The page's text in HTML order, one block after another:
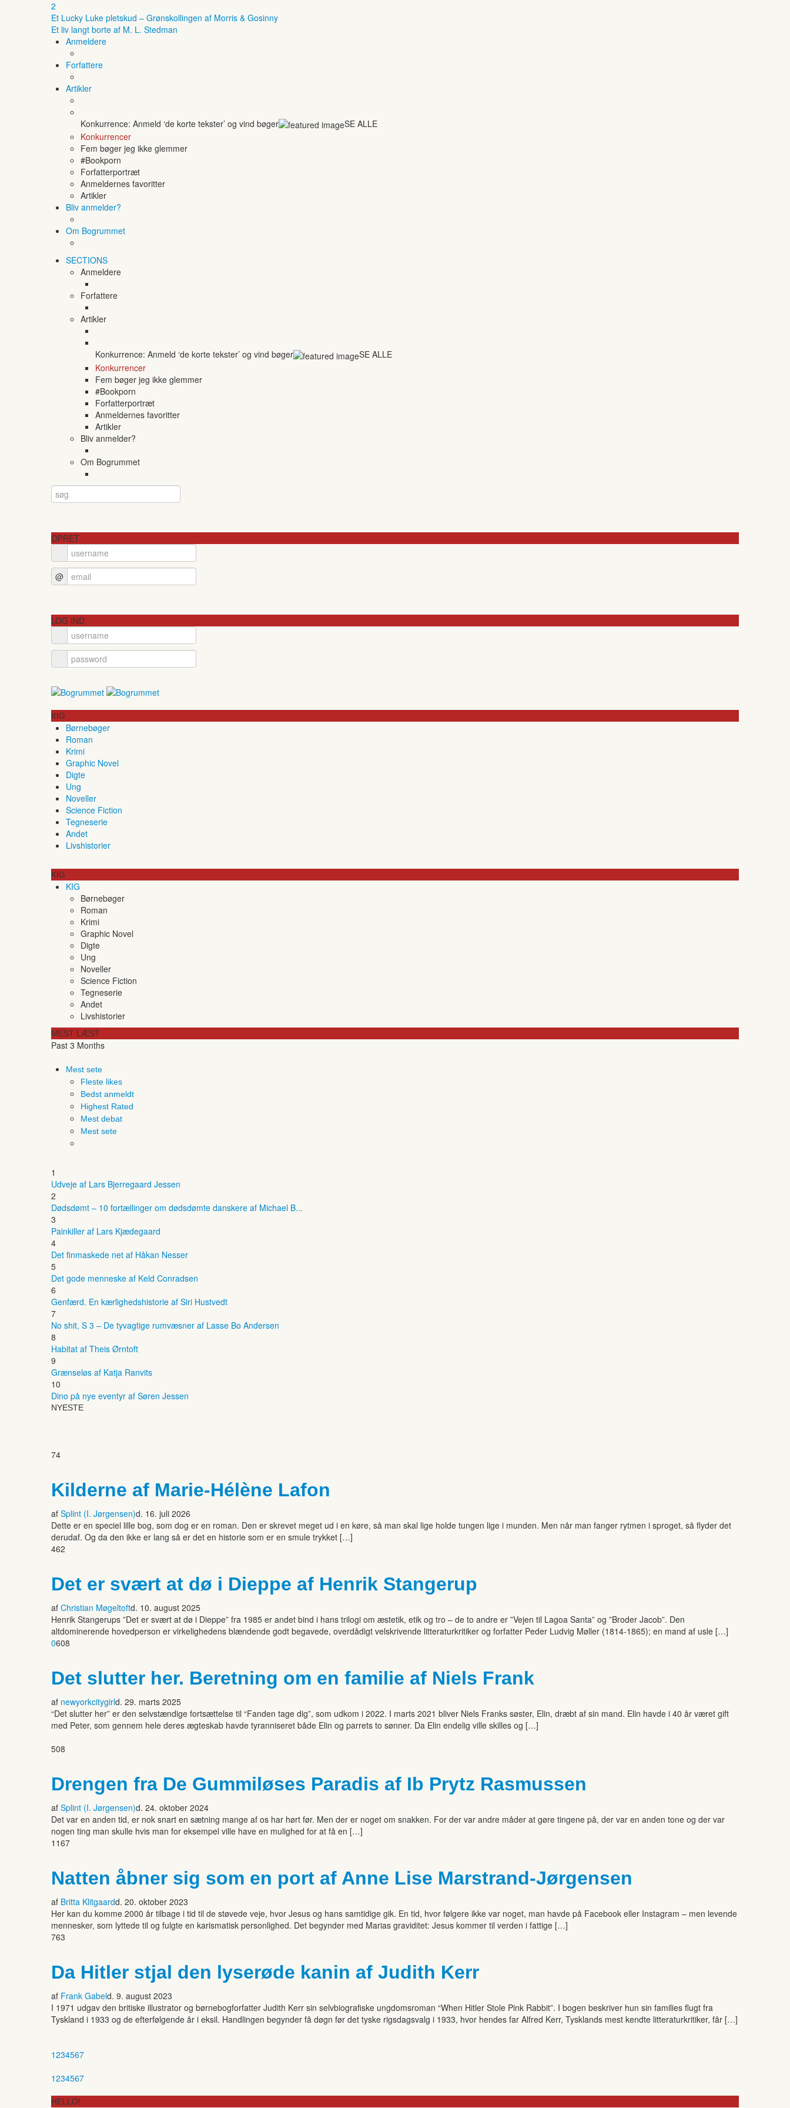
2
Et Lucky Luke pletskud – Grønskollingen af Morris & Gosinny
Et liv langt borte af M. L. Stedman
Anmeldere
Forfattere
Artikler
Konkurrence: Anmeld ‘de korte tekster’ og vind bøger
SE ALLE
Konkurrencer
Fem bøger jeg ikke glemmer
#Bookporn
Forfatterportræt
Anmeldernes favoritter
Artikler
Bliv anmelder?
Om Bogrummet
SECTIONS
Anmeldere
Forfattere
Artikler
Konkurrence: Anmeld ‘de korte tekster’ og vind bøger
SE ALLE
Konkurrencer
Fem bøger jeg ikke glemmer
#Bookporn
Forfatterportræt
Anmeldernes favoritter
Artikler
Bliv anmelder?
Om Bogrummet
OPRET
@
LOG IND
KIG
Børnebøger
Roman
Krimi
Graphic Novel
Digte
Ung
Noveller
Science Fiction
Tegneserie
Andet
Livshistorier
KIG
KIG
Børnebøger
Roman
Krimi
Graphic Novel
Digte
Ung
Noveller
Science Fiction
Tegneserie
Andet
Livshistorier
MEST LÆST
Past 3 Months
Mest sete
Fleste likes
Bedst anmeldt
Highest Rated
Mest debat
Mest sete
1
Udveje af Lars Bjerregaard Jessen
2
Dødsdømt – 10 fortællinger om dødsdømte danskere af Michael B...
3
Painkiller af Lars Kjædegaard
4
Det finmaskede net af Håkan Nesser
5
Det gode menneske af Keld Conradsen
6
Genfærd. En kærlighedshistorie af Siri Hustvedt
7
No shit, S 3 – De tyvagtige rumvæsner af Lasse Bo Andersen
8
Habitat af Theis Ørntoft
9
Grænseløs af Katja Ranvits
10
Dino på nye eventyr af Søren Jessen
NYESTE
74
Kilderne af Marie-Hélène Lafon
af Splint (I. Jørgensen)d. 16. juli 2026
Dette er en speciel lille bog, som dog er en roman. Den er skrevet meget ud i en køre, så man skal lige holde tungen lige i munden. Men når man fanger rytmen i sproget, så flyder det
derudaf. Og da den ikke er lang så er det en historie som er en smule trykket […]
462
Det er svært at dø i Dieppe af Henrik Stangerup
af Christian Møgeltoftd. 10. august 2025
Henrik Stangerups ”Det er svært at dø i Dieppe” fra 1985 er andet bind i hans trilogi om æstetik, etik og tro – de to andre er ”Vejen til Lagoa Santa” og ”Broder Jacob”. Den
altdominerende hovedperson er virkelighedens blændende godt begavede, overdådigt velskrivende litteraturkritiker og forfatter Peder Ludvig Møller (1814-1865); en mand af usle […]
0608
Det slutter her. Beretning om en familie af Niels Frank
af newyorkcitygirld. 29. marts 2025
“Det slutter her” er den selvstændige fortsættelse til “Fanden tage dig”, som udkom i 2022. I marts 2021 bliver Niels Franks søster, Elin, dræbt af sin mand. Elin havde i 40 år været gift
med Peter, som gennem hele deres ægteskab havde tyranniseret både Elin og parrets to sønner. Da Elin endelig ville skilles og […]
508
Drengen fra De Gummiløses Paradis af Ib Prytz Rasmussen
af Splint (I. Jørgensen)d. 24. oktober 2024
Det var en anden tid, er nok snart en sætning mange af os har hørt før. Men der er noget om snakken. For der var andre måder at gøre tingene på, der var en anden tone og der var
nogen ting man skulle hvis man for eksempel ville have en mulighed for at få en […]
1167
Natten åbner sig som en port af Anne Lise Marstrand-Jørgensen
af Britta Klitgaardd. 20. oktober 2023
Her kan du komme 2000 år tilbage i tid til de støvede veje, hvor Jesus og hans samtidige gik. En tid, hvor følgere ikke var noget, man havde på Facebook eller Instagram – men levende
mennesker, som lyttede til og fulgte en karismatisk personlighed. Det begynder med Marias graviditet: Jesus kommer til verden i fattige […]
763
Da Hitler stjal den lyserøde kanin af Judith Kerr
af Frank Gabeld. 9. august 2023
I 1971 udgav den britiske illustrator og børnebogforfatter Judith Kerr sin selvbiografiske ungdomsroman “When Hitler Stole Pink Rabbit”. I bogen beskriver hun sin families flugt fra
Tyskland i 1933 og de efterfølgende år i eksil. Handlingen begynder få døgn før det tyske rigsdagsvalg i 1933, hvor hendes far Alfred Kerr, Tysklands mest kendte litteraturkritiker, får […]
1234567
1234567
HELLO!